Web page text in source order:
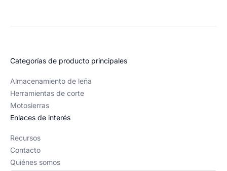
Categorías de producto principales
Almacenamiento de leña
Herramientas de corte
Motosierras
Enlaces de interés
Recursos
Contacto
Quiénes somos